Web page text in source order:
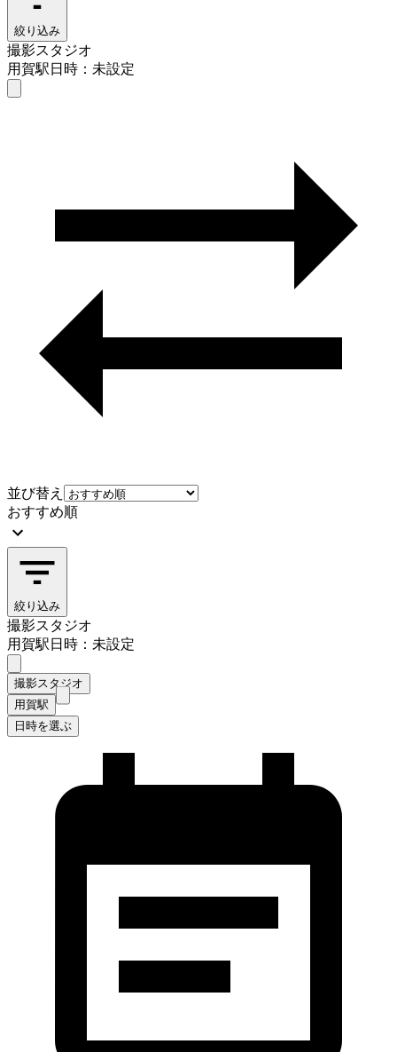
絞り込み
撮影スタジオ
用賀駅日時：未設定
並び替え
おすすめ順
絞り込み
撮影スタジオ
用賀駅日時：未設定
撮影スタジオ
用賀駅
日時を選ぶ